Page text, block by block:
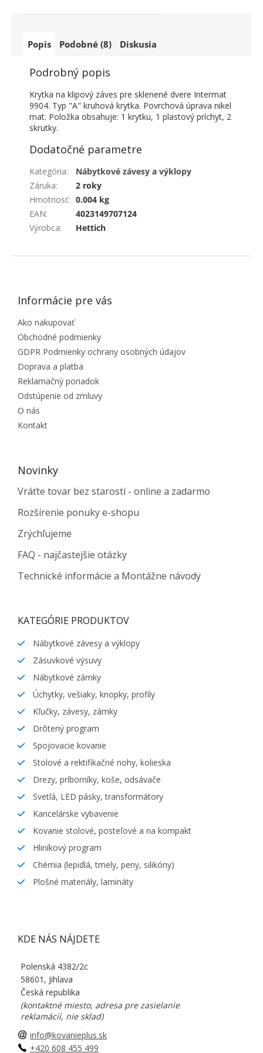
Popis Podobné (8) Diskusia
Podrobný popis
Krytka na klipový záves pre sklenené dvere Intermat
9904. Typ "A" kruhová krytka. Povrchová úprava nikel
mat. Položka obsahuje: 1 krytku, 1 plastový príchyt, 2
skrutky.
Dodatočné parametre
Kategória:
Nábytkové závesy a výklopy
Záruka:
2 roky
Hmotnosť: 0.004 kg
EAN:
4023149707124
Výrobca: Hettich
ZÁPÄTIE
Informácie pre vás
Ako nakupovať
Obchodné podmienky
GDPR Podmienky ochrany osobných údajov
Doprava a platba
Reklamačný poriadok
Odstúpenie od zmluvy
O nás
Kontakt
Novinky
Vráťte tovar bez starostí - online a zadarmo
Rozšírenie ponuky e-shopu
Zrýchľujeme
FAQ - najčastejšie otázky
Technické informácie a Montážne návody
KATEGÓRIE PRODUKTOV
Nábytkové závesy a výklopy
Zásuvkové výsuvy
Nábytkové zámky
Úchytky, vešiaky, knopky, profily
Kľučky, závesy, zámky
Drôtený program
Spojovacie kovanie
Stolové a rektifikačné nohy, kolieska
Drezy, príborníky, koše, odsávače
Svetlá, LED pásky, transformátory
Kancelárske vybavenie
Kovanie stolové, posteľové a na kompakt
Hliníkový program
Chémia (lepidlá, tmely, peny, silikóny)
Plošné materiály, lamináty
KDE NÁS NÁJDETE
Polenská 4382/2c
58601, Jihlava
Česká republika
(kontaktné miesto, adresa pre zasielanie
reklamácií, nie sklad)
info@kovanieplus.sk
+420 608 455 499